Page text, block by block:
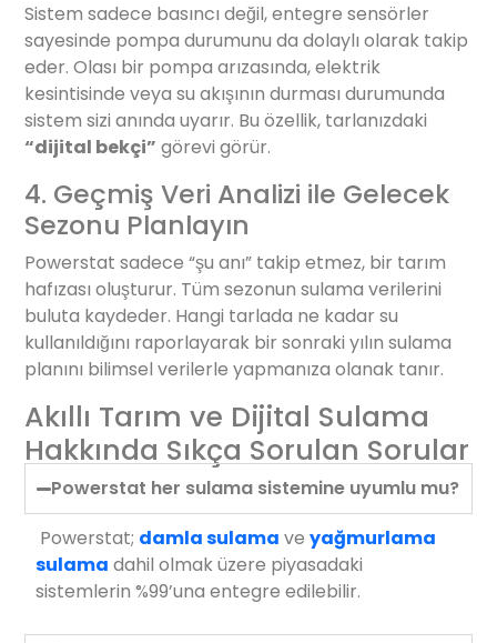
Sistem sadece basıncı değil, entegre sensörler
sayesinde pompa durumunu da dolaylı olarak takip
eder. Olası bir pompa arızasında, elektrik
kesintisinde veya su akışının durması durumunda
sistem sizi anında uyarır. Bu özellik, tarlanızdaki
“dijital bekçi” görevi görür.
4. Geçmiş Veri Analizi ile Gelecek
Sezonu Planlayın
Powerstat sadece “şu anı” takip etmez, bir tarım
hafızası oluşturur. Tüm sezonun sulama verilerini
buluta kaydeder. Hangi tarlada ne kadar su
kullanıldığını raporlayarak bir sonraki yılın sulama
planını bilimsel verilerle yapmanıza olanak tanır.
Akıllı Tarım ve Dijital Sulama
Hakkında Sıkça Sorulan Sorular
Powerstat her sulama sistemine uyumlu mu?
Powerstat; damla sulama ve yağmurlama
sulama dahil olmak üzere piyasadaki
sistemlerin %99’una entegre edilebilir.